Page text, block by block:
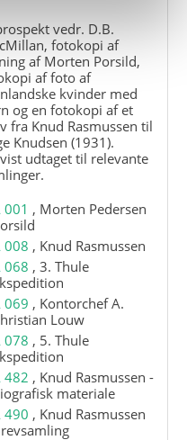
vedr. D.B.
fotokopi af
af Morten Porsild,
af foto af
kvinder med
og en fotokopi af et
fra Knud Rasmussen til
Knudsen (1931).
udtaget til relevante
001 , Morten Pedersen
008 , Knud Rasmussen
068 , 3. Thule
069 , Kontorchef A.
Louw
078 , 5. Thule
482 , Knud Rasmussen -
materiale
490 , Knud Rasmussen